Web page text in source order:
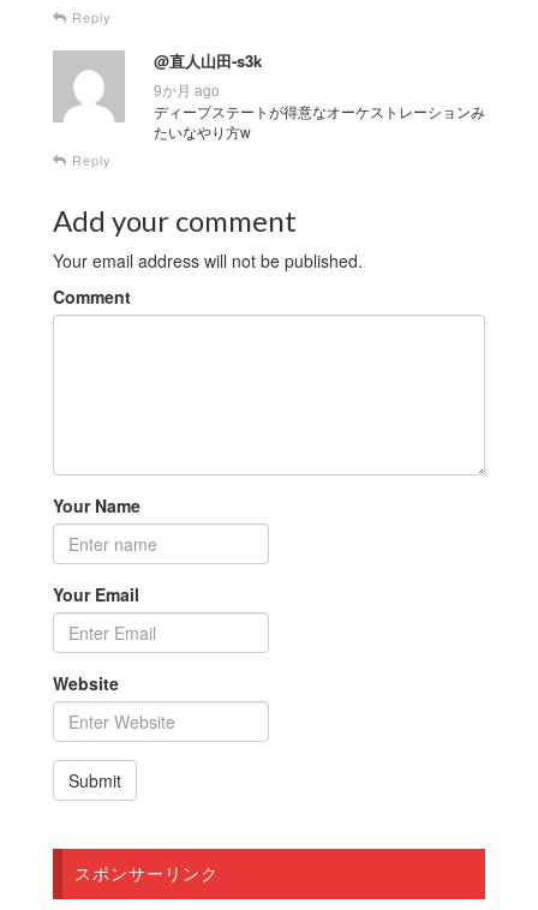
Reply
@直人山田-s3k
9か月 ago
ディープステートが得意なオーケストレーションみ
たいなやり方w
Reply
Add your comment
Your email address will not be published.
Comment
Your Name
Your Email
Website
スポンサーリンク